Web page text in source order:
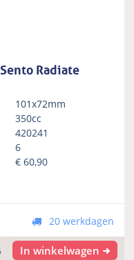
Radiate
101x72mm
350cc
420241
6
€60,90
20 werkdagen
In winkelwagen